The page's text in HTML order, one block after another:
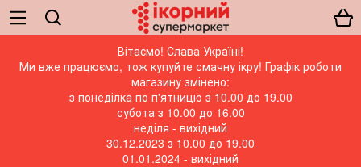
Вітаємо! Слава Україні!
Ми вже працюємо, тож купуйте смачну ікру! Графік роботи
магазину змінено:
з понеділка по п'ятницю з 10.00 до 19.00
субота з 10.00 до 16.00
неділя - вихідний
30.12.2023 з 10.00 до 19.00
01.01.2024 - вихідний